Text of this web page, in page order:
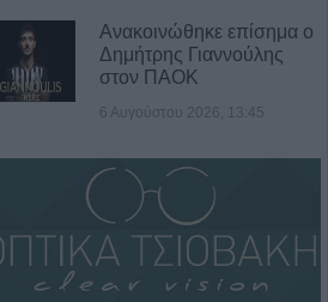
Ανακοινώθηκε επίσημα ο
Δημήτρης Γιαννούλης
στον ΠΑΟΚ
6 Αυγούστου 2026, 13:45